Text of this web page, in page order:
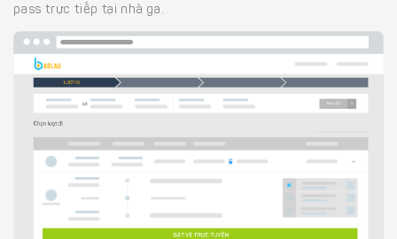
pass trực tiếp tại nhà ga.